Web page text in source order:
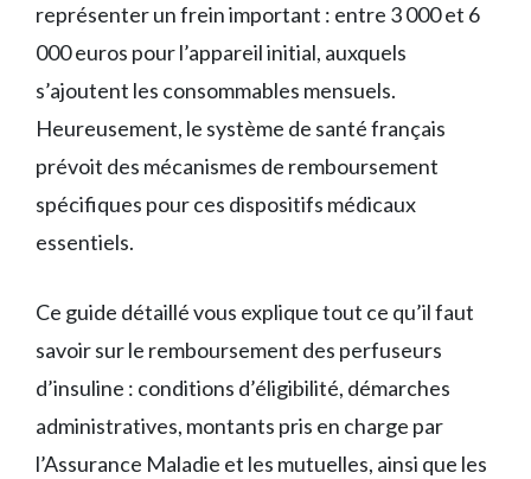
représenter un frein important : entre 3 000 et 6
000 euros pour l’appareil initial, auxquels
s’ajoutent les consommables mensuels.
Heureusement, le système de santé français
prévoit des mécanismes de remboursement
spécifiques pour ces dispositifs médicaux
essentiels.
Ce guide détaillé vous explique tout ce qu’il faut
savoir sur le remboursement des perfuseurs
d’insuline : conditions d’éligibilité, démarches
administratives, montants pris en charge par
l’Assurance Maladie et les mutuelles, ainsi que les